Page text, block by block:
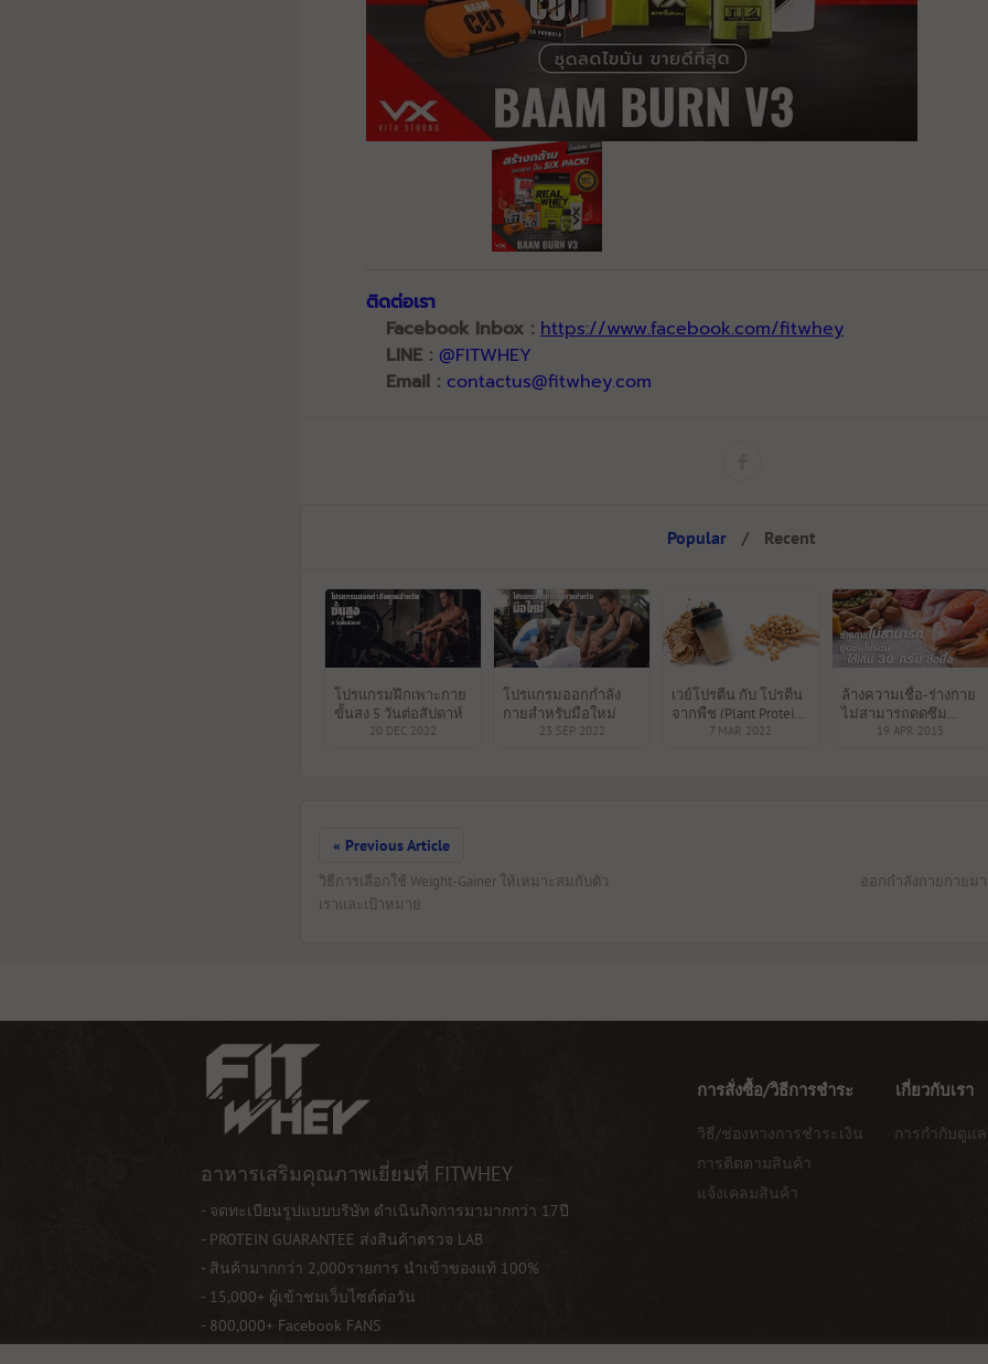
ติดต่อเรา
Facebook Inbox : https://www.facebook.com/fitwhey
LINE : @FITWHEY
Email : contactus@fitwhey.com
Popular / Recent
โปรแกรมฝึกเพาะกาย
ขั้นสูง 5 วันต่อสัปดาห์
20 DEC 2022
โปรแกรมออกกำลัง
กายสำหรับมือใหม่
23 SEP 2022
เวย์โปรตีน กับ โปรตีน
จากพืช (Plant Protein)
อะไรดีกว่ากัน
7 MAR 2022
ล้างความเชื่อ-ร่างกาย
ไม่สามารถดูดซึม
โปรตีนได้เกิน 30กรัม
19 APR 2015
« Previous Article
วิธีการเลือกใช้ Weight-Gainer ให้เหมาะสมกับตัว
เราและเป้าหมาย
ออกกำลังกายกาย
อาหารเสริมคุณภาพเยี่ยมที่ FITWHEY
- จดทะเบียนรูปแบบบริษัท ดำเนินกิจการมามากกว่า 17ปี
- PROTEIN GUARANTEE ส่งสินค้าตรวจ LAB
- สินค้ามากกว่า 2,000รายการ นำเข้าของแท้ 100%
- 15,000+ ผู้เข้าชมเว็บไซต์ต่อวัน
- 800,000+ Facebook FANS
การสั่งซื้อ/วิธีการชำระ เกี่ยวกับเรา
วิธี/ช่องทางการชำระเงิน
การติดตามสินค้า
แจ้งเคลมสินค้า
การกำกับดูแ